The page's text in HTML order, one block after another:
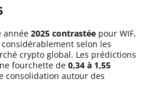
année 2025 contrastée pour WIF,
selon les
crypto global. Les prédictions
fourchette de 0,34 à 1,55
consolidation autour des